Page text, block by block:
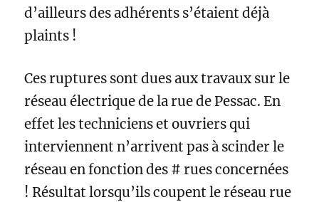
d’ailleurs des adhérents s’étaient déjà
plaints !
Ces ruptures sont dues aux travaux sur le
réseau électrique de la rue de Pessac. En
effet les techniciens et ouvriers qui
interviennent n’arrivent pas à scinder le
réseau en fonction des # rues concernées
! Résultat lorsqu’ils coupent le réseau rue